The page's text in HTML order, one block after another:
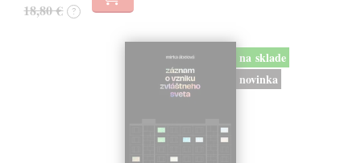
18,80 € ?
na sklade
novinka